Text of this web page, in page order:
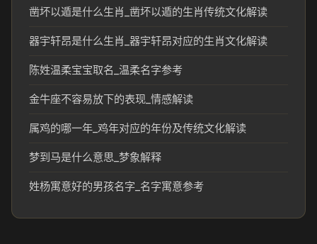
凿坏以遁是什么生肖_凿坏以遁的生肖传统文化解读
器宇轩昂是什么生肖_器宇轩昂对应的生肖文化解读
陈姓温柔宝宝取名_温柔名字参考
金牛座不容易放下的表现_情感解读
属鸡的哪一年_鸡年对应的年份及传统文化解读
梦到马是什么意思_梦象解释
姓杨寓意好的男孩名字_名字寓意参考